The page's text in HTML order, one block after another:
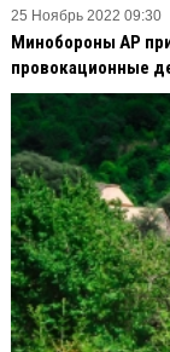
25 Ноябрь 2022 09:30
Минобороны АР
провокационные